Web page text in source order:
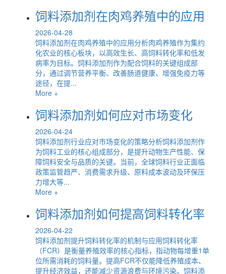
饲料添加剂在肉鸡养殖中的应用
2026-04-28
饲料添加剂在肉鸡养殖中的应用分析肉鸡养殖作为集约
化农业的核心板块，以高效生长、高饲料转化率和低发
病率为目标。饲料添加剂作为配合饲料的关键组成部
分，通过调节营养平衡、改善肠道健康、增强免疫力等
途径，在提...
More +
饲料添加剂如何应对市场变化
2026-04-24
饲料添加剂行业应对市场变化的策略分析饲料添加剂作
为饲料工业的核心组成部分，是提升动物生产性能、保
障饲料安全与品质的关键。当前，全球饲料行业正面临
政策监管趋严、消费需求升级、原料成本波动及环保压
力增大等...
More +
饲料添加剂如何提高饲料转化率
2026-04-22
饲料添加剂提升饲料转化率的机制与应用饲料转化率
（FCR）是衡量养殖效率的核心指标，指动物每增重1单
位所需消耗的饲料量。提高FCR不仅能降低养殖成本、
提升经济效益，还能减少资源浪费与环境污染。饲料添